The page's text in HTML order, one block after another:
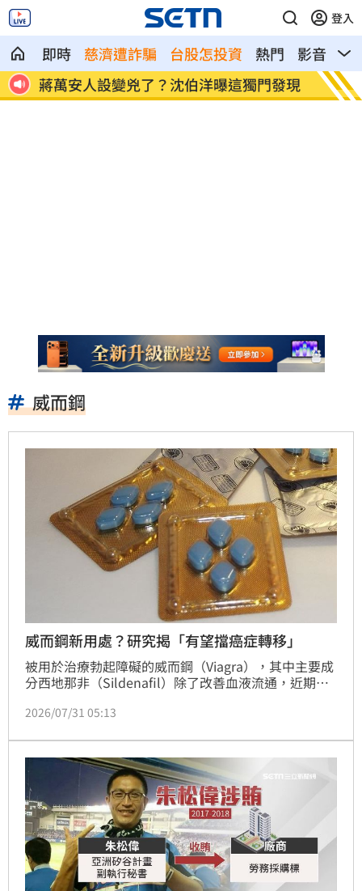
登入
即時 慈濟遭詐騙 台股怎投資 熱門 影音
熱
聖 蔣萬安人設變兇了？沈伯洋曝這獨門發現 中聯
威而鋼
威而鋼新用處？研究揭「有望擋癌症轉移」
被用於治療勃起障礙的威而鋼（Viagra），其中主要成
分西地那非（Sildenafil）除了改善血液流通，近期被
胞轉移需要消耗膽固醇建構細胞膜，因此西地那非可能
輔助抗癌的前景，不過治療搭配方式尚待研究。
2026/07/31 05:13